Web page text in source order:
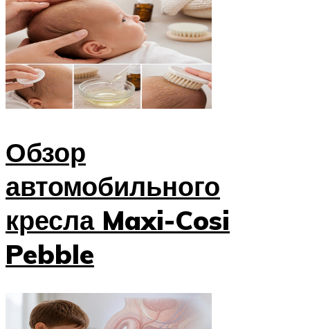
Обзор
автомобильного
кресла Maxi-Cosi
Pebble